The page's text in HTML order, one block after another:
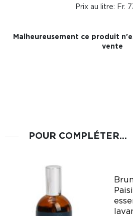
Prix au litre: Fr.
Malheureusement ce produit
vente
POUR COMPLÉTER...